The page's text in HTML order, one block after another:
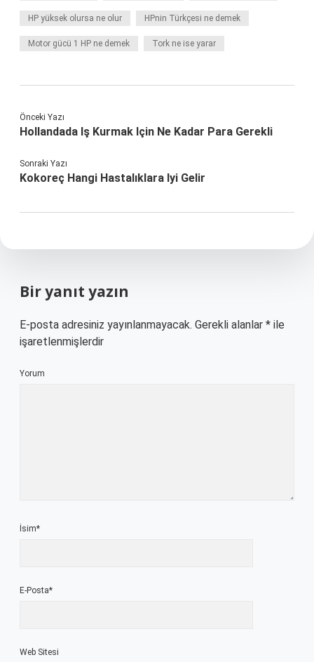
HP yüksek olursa ne olur HPnin Türkçesi ne demek
Motor gücü 1 HP ne demek Tork ne ise yarar
Önceki Yazı
Hollandada Iş Kurmak Için Ne Kadar Para Gerekli
Sonraki Yazı
Kokoreç Hangi Hastalıklara Iyi Gelir
Bir yanıt yazın
E-posta adresiniz yayınlanmayacak. Gerekli alanlar * ile
işaretlenmişlerdir
Yorum
İsim*
E-Posta*
Web Sitesi